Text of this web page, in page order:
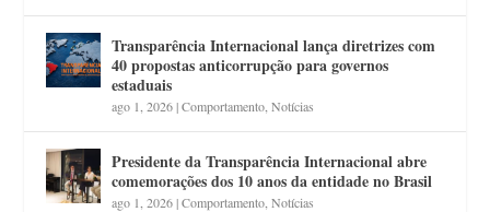
Transparência Internacional lança diretrizes com
40 propostas anticorrupção para governos
estaduais
ago 1, 2026|Comportamento ,Notícias
Presidente da Transparência Internacional abre
comemorações dos 10 anos da entidade no Brasil
ago 1, 2026|Comportamento ,Notícias